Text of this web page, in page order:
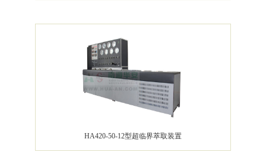
HA420-50-12型超临界萃取装置